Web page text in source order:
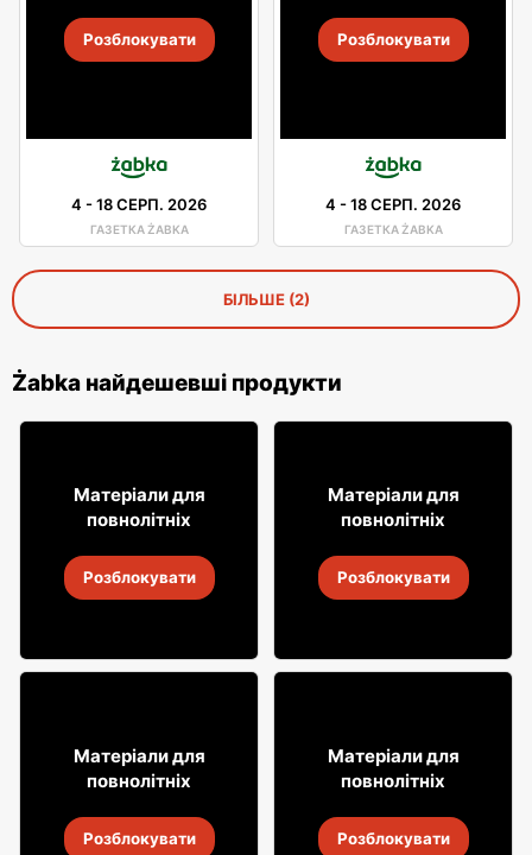
Розблокувати
4 -18 СЕРП. 2026
ГАЗЕТКА ŻABKA
Розблокувати
4 -18 СЕРП. 2026
ГАЗЕТКА ŻABKA
БІЛЬШЕ (2)
Żabka найдешевші продукти
49 99
18 серп. 2026
Матеріали для
повнолітніх
Розблокувати
4999
18 серп. 2026
Матеріали для
повнолітніх
Розблокувати
3199
Алкогольні напої Soplica
Матеріали для
повнолітніх
Розблокувати
7 99
Випий Captain Morgan
Матеріали для
повнолітніх
Розблокувати